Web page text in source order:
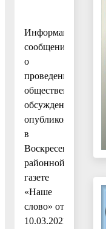
Информационное
сообщение
о
проведении
общественных
обсуждений
опубликовано
в
Воскресенской
районной
газете
«Наше
слово» от
10.03.2021